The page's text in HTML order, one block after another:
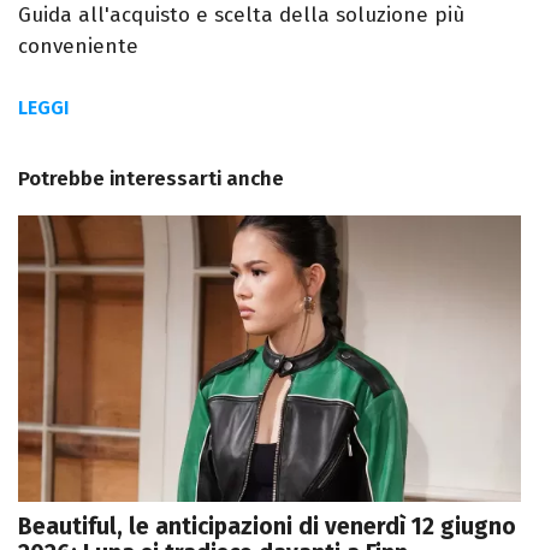
Guida all'acquisto e scelta della soluzione più
conveniente
LEGGI
Potrebbe interessarti anche
Beautiful, le anticipazioni di venerdì 12 giugno